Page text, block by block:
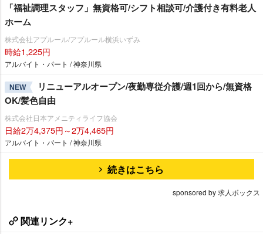
「福祉調理スタッフ」無資格可/シフト相談可/介護付き有料老人
ホーム
株式会社アプルール/アプルール横浜いずみ
時給1,225円
アルバイト・パート / 神奈川県
NEW
リニューアルオープン/夜勤専従介護/週1回から/無資格
OK/髪色自由
株式会社日本アメニティライフ協会
日給2万4,375円～2万4,465円
アルバイト・パート / 神奈川県
続きはこちら
sponsored by 求人ボックス
関連リンク+